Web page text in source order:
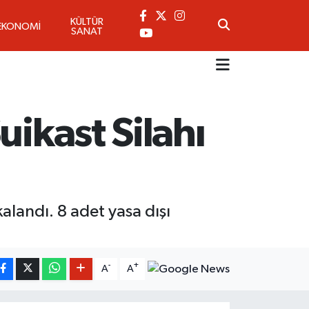
KÜLTÜR
SANAT
Silahı
8 adet yasa dışı
A- A+